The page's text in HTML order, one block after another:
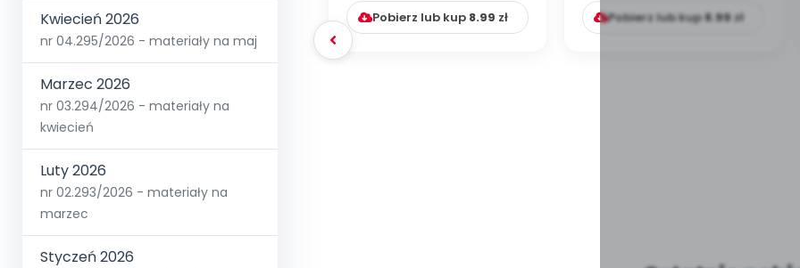
Kwiecień 2026
nr 04.295/2026 - materiały na maj
Marzec 2026
nr 03.294/2026 - materiały na
kwiecień
Luty 2026
nr 02.293/2026 - materiały na
marzec
Styczeń 2026
Pobierz lub kup 8.99 zł Pobierz lub kup8.99zł